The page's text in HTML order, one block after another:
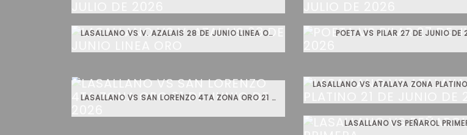
LASALLANO VS V. AZALAIS 28 DE JUNIO LINEA ORO POETA VS PILAR 27 DE JUNIO DE
LASALLANO VS SAN LORENZO 4TA ZONA ORO 21 DE JUNIO DE 2026
LASALLANO VS PEÑAROL